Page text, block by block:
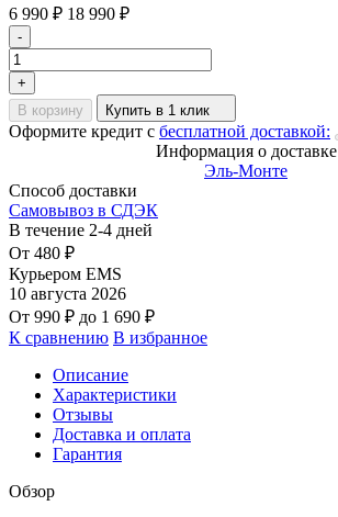
6 990 ₽ 18 990 ₽
-
+
В корзину
Купить в 1 клик
Оформите кредит с бесплатной доставкой:
Информация о доставке
Эль-Монте
Способ доставки
Самовывоз в СДЭК
В течение 2-4 дней
От 480 ₽
Курьером EMS
10 августа 2026
От 990 ₽ до 1 690 ₽
К сравнению В избранное
Описание
Характеристики
Отзывы
Доставка и оплата
Гарантия
Обзор